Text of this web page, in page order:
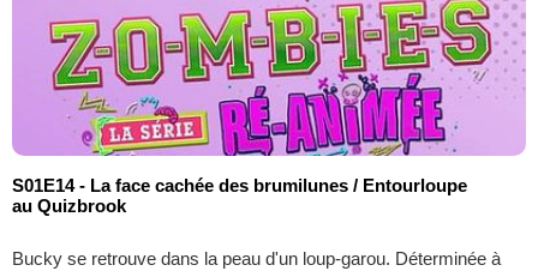
S01E14 - La face cachée des brumilunes / Entourloupe
au Quizbrook
Bucky se retrouve dans la peau d'un loup-garou. Déterminée à